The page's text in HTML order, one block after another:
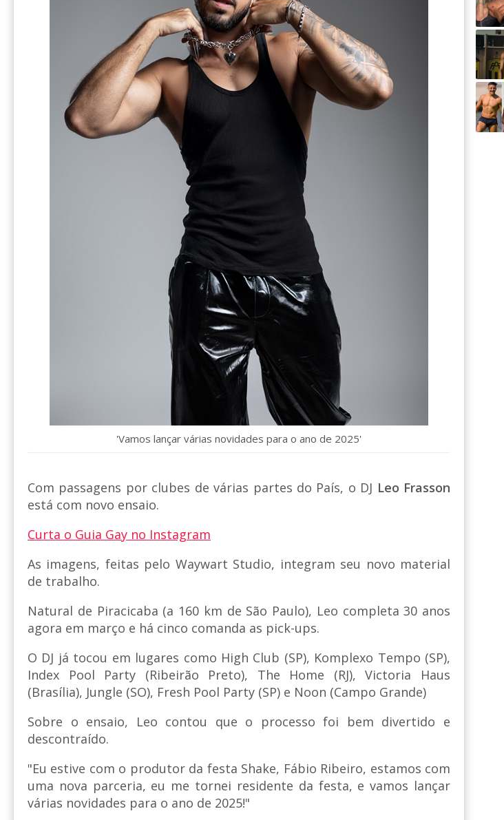
'Vamos lançar várias novidades para o ano de 2025'
Com passagens por clubes de várias partes do País, o DJ Leo Frasson
está com novo ensaio.
Curta o Guia Gay no Instagram
As imagens, feitas pelo Waywart Studio, integram seu novo material
de trabalho.
Natural de Piracicaba (a 160 km de São Paulo), Leo completa 30 anos
agora em março e há cinco comanda as pick-ups.
O DJ já tocou em lugares como High Club (SP), Komplexo Tempo (SP),
Index Pool Party (Ribeirão Preto), The Home (RJ), Victoria Haus
(Brasília), Jungle (SO), Fresh Pool Party (SP) e Noon (Campo Grande)
Sobre o ensaio, Leo contou que o processo foi bem divertido e
descontraído.
"Eu estive com o produtor da festa Shake, Fábio Ribeiro, estamos com
uma nova parceria, eu me tornei residente da festa, e vamos lançar
várias novidades para o ano de 2025!"